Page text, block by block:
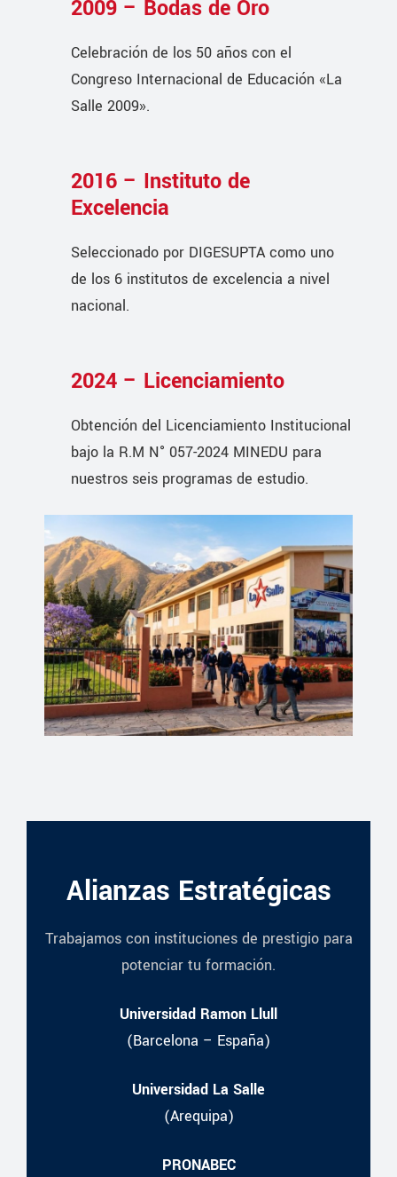
2009 – Bodas de Oro
Celebración de los 50 años con el
Congreso Internacional de Educación «La
Salle 2009».
2016 – Instituto de
Excelencia
Seleccionado por DIGESUPTA como uno
de los 6 institutos de excelencia a nivel
nacional.
2024 – Licenciamiento
Obtención del Licenciamiento Institucional
bajo la R.M N° 057-2024 MINEDU para
nuestros seis programas de estudio.
Alianzas Estratégicas
Trabajamos con instituciones de prestigio para
potenciar tu formación.
Universidad Ramon Llull
(Barcelona – España)
Universidad La Salle
(Arequipa)
PRONABEC